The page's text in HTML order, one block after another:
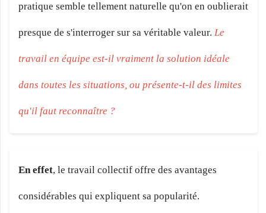
pratique semble tellement naturelle qu'on en oublierait
presque de s'interroger sur sa véritable valeur. Le
travail en équipe est-il vraiment la solution idéale
dans toutes les situations, ou présente-t-il des limites
qu'il faut reconnaître ?
En effet, le travail collectif offre des avantages
considérables qui expliquent sa popularité.